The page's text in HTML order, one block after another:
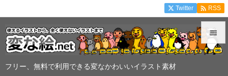
フリー、無料で利用できる変なかわいいイラスト素材


Twitter  RSS